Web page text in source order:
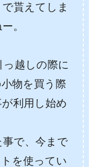
貰えてしま
。
越しの際に
物を買う際
利用し始め
で、今まで
を使ってい